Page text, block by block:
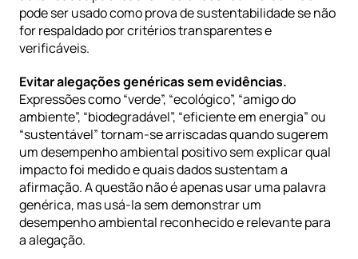
pode ser usado como prova de sustentabilidade se não
for respaldado por critérios transparentes e
verificáveis.
Evitar alegações genéricas sem evidências.
Expressões como “verde”, “ecológico”, “amigo do
ambiente”, “biodegradável”, “eficiente em energia” ou
“sustentável” tornam-se arriscadas quando sugerem
um desempenho ambiental positivo sem explicar qual
impacto foi medido e quais dados sustentam a
afirmação. A questão não é apenas usar uma palavra
genérica, mas usá-la sem demonstrar um
desempenho ambiental reconhecido e relevante para
a alegação.